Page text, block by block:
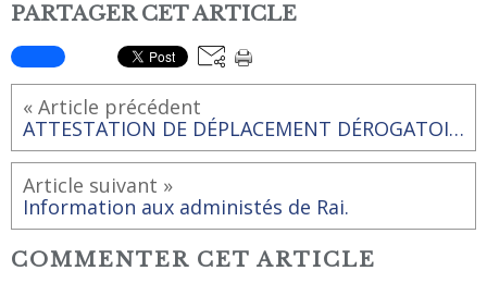
PARTAGER CET ARTICLE
« Article précédent
ATTESTATION DE DÉPLACEMENT DÉROGATOIRE
Article suivant »
Information aux administés de Rai.
COMMENTER CET ARTICLE